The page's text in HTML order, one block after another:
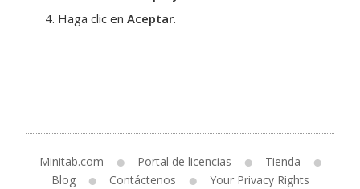
Haga clic en Aceptar.
Minitab.com Portal de licencias
Tienda
Blog
Contáctenos Your Privacy Rights